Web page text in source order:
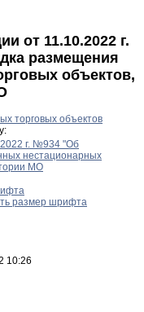
от 11.10.2022 г.
размещения
объектов,
торговых объектов
г. №934 "Об
нестационарных
МО
размер шрифта
10:26